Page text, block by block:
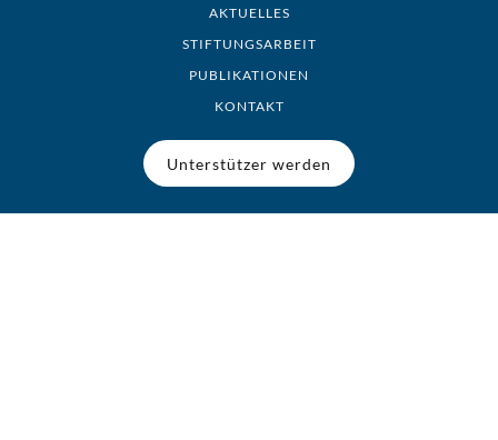
AKTUELLES
STIFTUNGSARBEIT
PUBLIKATIONEN
KONTAKT
Unterstützer werden